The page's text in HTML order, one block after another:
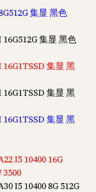
集显 黑色
16G512G 集显 黑色
16G1TSSD 集显 黑
16G1TSSD 集显 黑
16G1TSSD 集显 黑
I5 10400 16G
3500
I5 10400 8G 512G